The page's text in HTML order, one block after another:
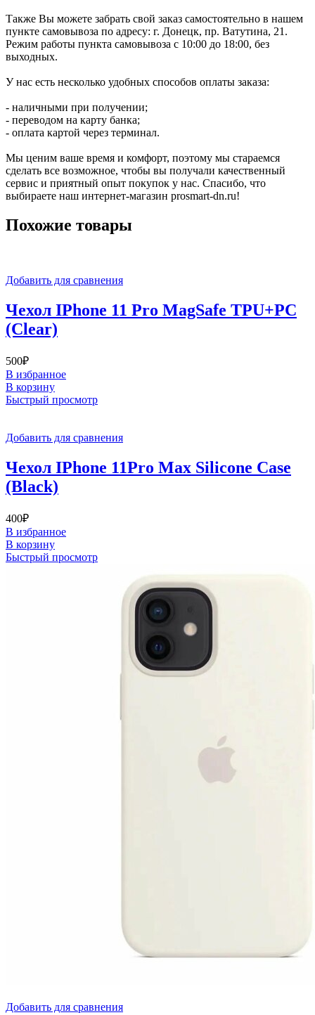
Также Вы можете забрать свой заказ самостоятельно в нашем
пункте самовывоза по адресу: г. Донецк, пр. Ватутина, 21.
Режим работы пункта самовывоза с 10:00 до 18:00, без
выходных.
У нас есть несколько удобных способов оплаты заказа:
- наличными при получении;
- переводом на карту банка;
- оплата картой через терминал.
Мы ценим ваше время и комфорт, поэтому мы стараемся
сделать все возможное, чтобы вы получали качественный
сервис и приятный опыт покупок у нас. Спасибо, что
выбираете наш интернет-магазин prosmart-dn.ru!
Похожие товары
Добавить для сравнения
Чехол IPhone 11 Pro MagSafe TPU+PC
(Clear)
500₽
В избранное
В корзину
Быстрый просмотр
Добавить для сравнения
Чехол IPhone 11Pro Max Silicone Case
(Black)
400₽
В избранное
В корзину
Быстрый просмотр
Добавить для сравнения